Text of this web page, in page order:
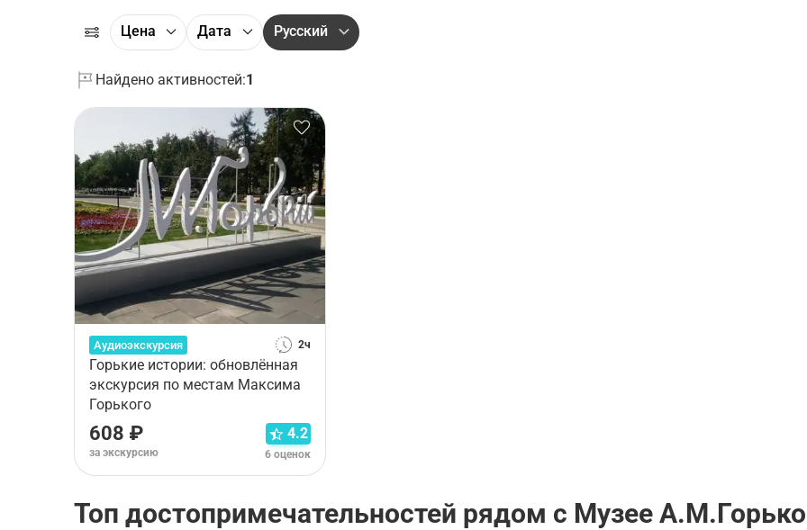
Цена Дата Русский
Найдено активностей:1
Аудиоэкскурсия 2ч
Горькие истории: обновлённая
экскурсия по местам Максима
Горького
608 ₽
за экскурсию
4.2
6 оценок
Топ достопримечательностей рядом с Музее